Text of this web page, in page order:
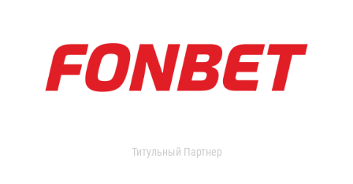
Титульный Партнер